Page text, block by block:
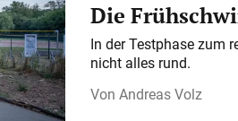
Die
In der Testphase zum
nicht alles rund.
Andreas Volz